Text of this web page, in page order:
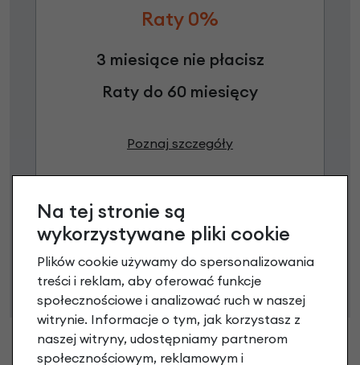
Raty 0%
3 miesiące nie płacisz
Raty do 60 miesięcy
Poznaj szczegóły
Niniejsza propozycja nie stanowi oferty w rozumieniu art.
66 Kodeksu Cywilnego. Ostateczna decyzja o warunkach
i przyznaniu kredytu zostanie podjęta po ocenie
zdolności kredytowej.
Na tej stronie są
wykorzystywane pliki cookie
Plików cookie używamy do spersonalizowania
treści i reklam, aby oferować funkcje
społecznościowe i analizować ruch w naszej
witrynie. Informacje o tym, jak korzystasz z
naszej witryny, udostępniamy partnerom
społecznościowym, reklamowym i